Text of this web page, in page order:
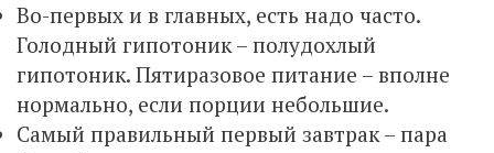
Во-первых и в главных, есть надо часто.
Голодный гипотоник – полудохлый
гипотоник. Пятиразовое питание – вполне
нормально, если порции небольшие.
Самый правильный первый завтрак – пара